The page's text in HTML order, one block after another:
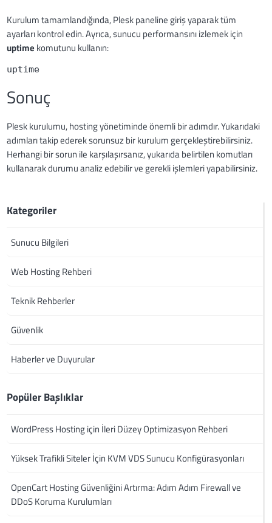
Kurulum tamamlandığında, Plesk paneline giriş yaparak tüm
ayarları kontrol edin. Ayrıca, sunucu performansını izlemek için
uptime komutunu kullanın:
uptime
Sonuç
Plesk kurulumu, hosting yönetiminde önemli bir adımdır. Yukarıdaki
adımları takip ederek sorunsuz bir kurulum gerçekleştirebilirsiniz.
Herhangi bir sorun ile karşılaşırsanız, yukarıda belirtilen komutları
kullanarak durumu analiz edebilir ve gerekli işlemleri yapabilirsiniz.
Kategoriler
Sunucu Bilgileri
Web Hosting Rehberi
Teknik Rehberler
Güvenlik
Haberler ve Duyurular
Popüler Başlıklar
WordPress Hosting için İleri Düzey Optimizasyon Rehberi
Yüksek Trafikli Siteler İçin KVM VDS Sunucu Konfigürasyonları
OpenCart Hosting Güvenliğini Artırma: Adım Adım Firewall ve
DDoS Koruma Kurulumları